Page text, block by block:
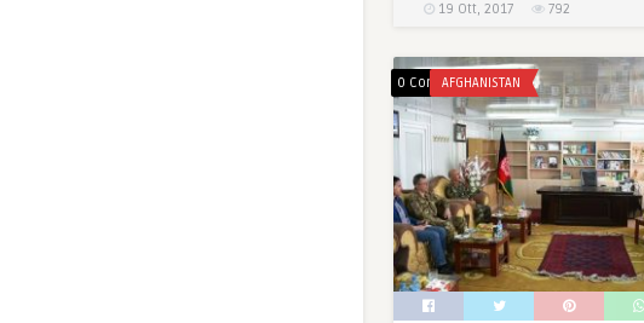
19 Ott, 2017 792
0 CommentsAFGHANISTAN